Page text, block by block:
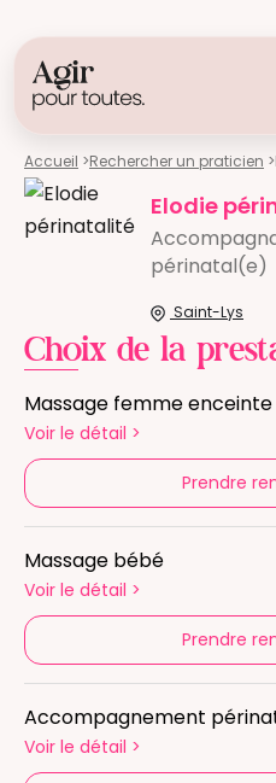
Accueil >Rechercher un praticien >
Elodie
périnatal(e)
Saint-Lys
Choix de la
Massage femme enceinte
Voir le détail >
Prendre
Massage bébé
Voir le détail >
Prendre
Accompagnement
Voir le détail >